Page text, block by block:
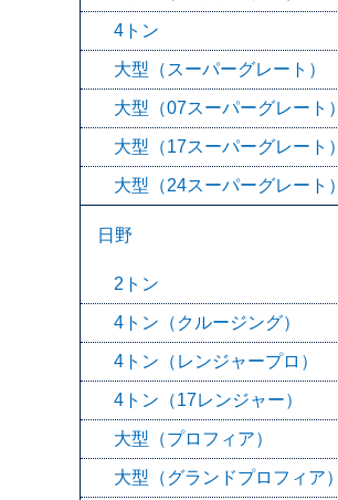
4トン
大型（スーパーグレート）
大型（07スーパーグレート）
大型（17スーパーグレート）
大型（24スーパーグレート）
日野
2トン
4トン（クルージング）
4トン（レンジャープロ）
4トン（17レンジャー）
大型（プロフィア）
大型（グランドプロフィア）